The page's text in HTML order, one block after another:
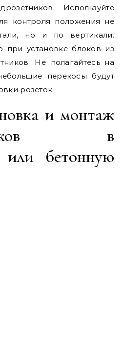
Используйте
контроля положения не
но и по вертикали.
при установке блоков из
Не полагайтесь на
перекосы будут
розеток.
и монтаж
в
бетонную